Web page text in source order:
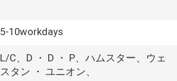
5-10workdays
L/C、D ・ D ・ P、ハムスター、ウェ
スタン ・ ユニオン、